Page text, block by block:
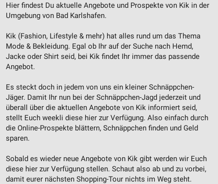
Hier findest Du aktuelle Angebote und Prospekte von Kik in der
Umgebung von Bad Karlshafen.
Kik (Fashion, Lifestyle & mehr‎) hat alles rund um das Thema
Mode & Bekleidung. Egal ob Ihr auf der Suche nach Hemd,
Jacke oder Shirt seid, bei Kik findet Ihr immer das passende
Angebot.
Es steckt doch in jedem von uns ein kleiner Schnäppchen-
Jäger. Damit Ihr nun bei der Schnäppchen-Jagd jederzeit und
überall über die aktuellen Angebote von Kik informiert seid,
stellt Euch weekli diese hier zur Verfügung. Also einfach durch
die Online-Prospekte blättern, Schnäppchen finden und Geld
sparen.
Sobald es wieder neue Angebote von Kik gibt werden wir Euch
diese hier zur Verfügung stellen. Schaut also ab und zu vorbei,
damit eurer nächsten Shopping-Tour nichts im Weg steht.
Geräte anhand von aktiv angeforderten
Informationen identifizieren
Nicht-IAB-Verarbeitungszwecke:
Notwendig
Performance
Funktional
Werbung